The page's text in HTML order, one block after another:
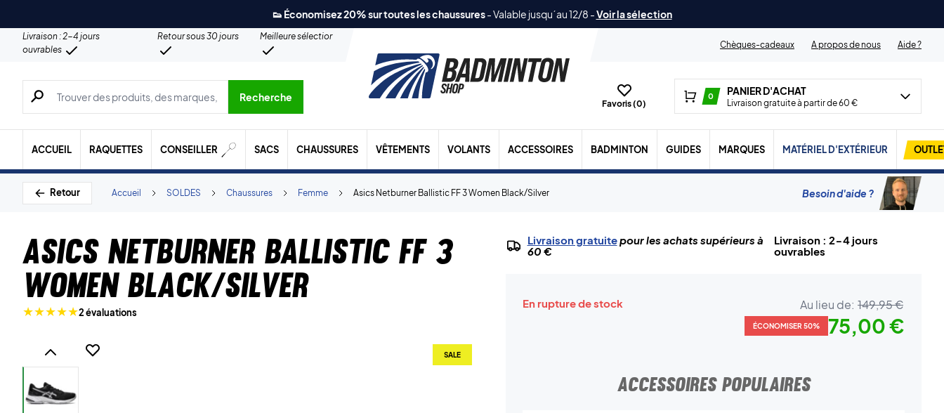
👟 Économisez 20% sur toutes les chaussures-Valable jusqu´au 12/8 -Voir la sélection
Livraison : 2-4 jours
ouvrables
Retour sous 30 jours
Meilleure sélection
Chèques-cadeaux
A propos de nous Aide ?
Recherche de produits, de marques, etc.
Recherche
Favoris (0)
0 PANIER D'ACHAT
Livraison gratuite à partir de 60 €
ACCUEIL RAQUETTES CONSEILLER SACS CHAUSSURES VÊTEMENTS VOLANTS ACCESSOIRES BADMINTON GUIDES MARQUES MATÉRIEL D'EXTÉRIEUR
Retour Asics Netburner Ballistic FF 3 Women Black/Silver
Femme
Chaussures
SOLDES
Accueil Besoin d'aide ?
Asics Netburner Ballistic FF 3
Women Black/Silver
2 évaluations
SALE
Livraison gratuitepour les achats supérieurs à
60 €
Livraison : 2-4 jours
ouvrables
En rupture de stock Au lieu de: 149,95 €
ÉCONOMISER 50% 75,00 €
ACCESSOIRES POPULAIRES